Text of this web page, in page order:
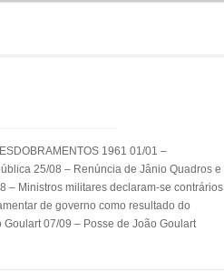
1961 01/01 –
25/08 – Renúncia de Jânio Quadros e
– Ministros militares declaram-se contrários
de governo como resultado do
07/09 – Posse de João Goulart